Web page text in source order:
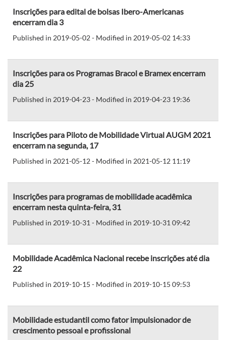
Inscrições para edital de bolsas Ibero-Americanas
encerram dia 3
Published in 2019-05-02 - Modified in 2019-05-02 14:33
Inscrições para os Programas Bracol e Bramex encerram
dia 25
Published in 2019-04-23 - Modified in 2019-04-23 19:36
Inscrições para Piloto de Mobilidade Virtual AUGM 2021
encerram na segunda, 17
Published in 2021-05-12 - Modified in 2021-05-12 11:19
Inscrições para programas de mobilidade acadêmica
encerram nesta quinta-feira, 31
Published in 2019-10-31 - Modified in 2019-10-31 09:42
Mobilidade Acadêmica Nacional recebe inscrições até dia
22
Published in 2019-10-15 - Modified in 2019-10-15 09:53
Mobilidade estudantil como fator impulsionador de
crescimento pessoal e profissional